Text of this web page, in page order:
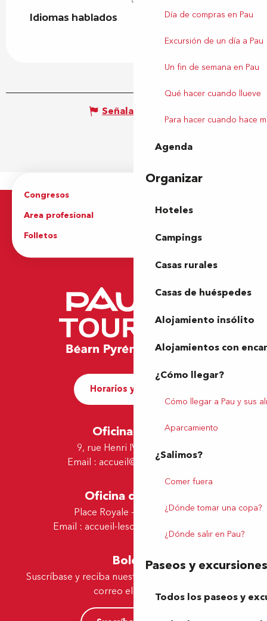
Día de compras en Pau
Excursión de un día a Pau
Un fin de semana en Pau
Qué hacer cuando llueve
Para hacer cuando hace
Agenda
Organizar
Hoteles
Campings
Casas rurales
Casas de huéspedes
Alojamiento insólito
Alojamientos con
¿Cómo llegar?
Cómo llegar a Pau y sus
Aparcamiento
¿Salimos?
Comer fuera
¿Dónde tomar una copa?
¿Dónde salir en Pau?
Paseos y excursiones
Todos los paseos y
Idiomas hablados
Idiomas hablados
Señalar un error
Congresos
Area profesional
Prensa
Folletos
Oficina de Turismo
Horarios y contacto
Oficina de Pau
9, rue Henri IV - 64000 Pau
Email : accueil@tourismepau.fr
Oficina de Lescar
Place Royale - 64230 Lescar
Email : accueil-lescar@tourismepau.fr
Boletín
Suscríbase y reciba nuestras ofertas y noticias por
correo electrónico